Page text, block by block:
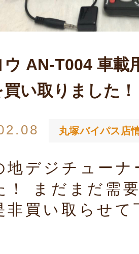
AN-T004 車載
い取りました！
丸塚バイパス店
地デジチュー
！ まだまだ需
非買い取らせ